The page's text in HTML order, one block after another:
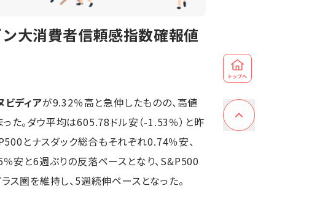
大消費者信頼感指数確報値
ビディアが9.32％高と急伸したものの、高値
。ダウ平均は605.78ドル安（-1.53％）と昨
とナスダック総合もそれぞれ0.74％安、
安と6週ぶりの反落ペースとなり、S&P500
圏を維持し、5週続伸ペースとなった。